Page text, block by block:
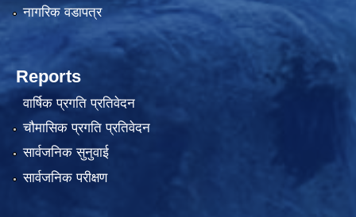
नागरिक वडापत्र
Reports
वार्षिक प्रगति प्रतिवेदन
चौमासिक प्रगति प्रतिवेदन
सार्वजनिक सुनुवाई
सार्वजनिक परीक्षण